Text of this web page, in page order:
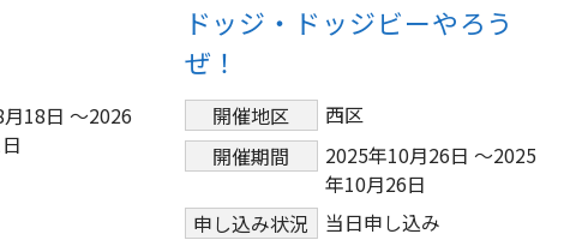
18日 ～2026
ドッジ・ドッジビーやろう
ぜ！
開催地区
西区
開催期間
2025年10月26日 ～2025
年10月26日
申し込み状況
当日申し込み